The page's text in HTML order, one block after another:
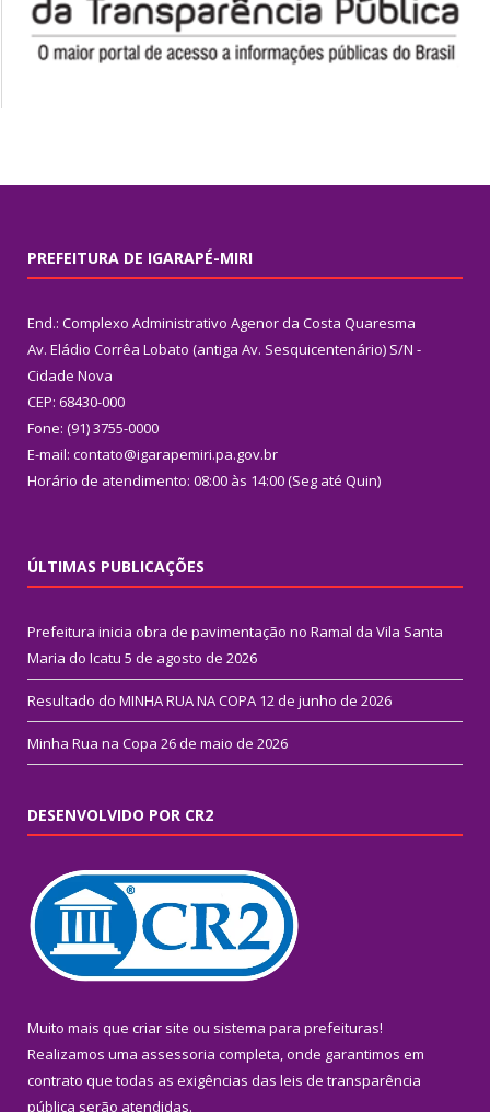
PREFEITURA DE IGARAPÉ-MIRI
End.: Complexo Administrativo Agenor da Costa Quaresma
Av. Eládio Corrêa Lobato (antiga Av. Sesquicentenário) S/N -
Cidade Nova
CEP: 68430-000
Fone: (91) 3755-0000
E-mail: contato@igarapemiri.pa.gov.br
Horário de atendimento: 08:00 às 14:00 (Seg até Quin)
ÚLTIMAS PUBLICAÇÕES
Prefeitura inicia obra de pavimentação no Ramal da Vila Santa
Maria do Icatu 5 de agosto de 2026
Resultado do MINHA RUA NA COPA 12 de junho de 2026
Minha Rua na Copa 26 de maio de 2026
DESENVOLVIDO POR CR2
Muito mais que criar site ou sistema para prefeituras!
Realizamos uma assessoria completa, onde garantimos em
contrato que todas as exigências das leis de transparência
pública serão atendidas.